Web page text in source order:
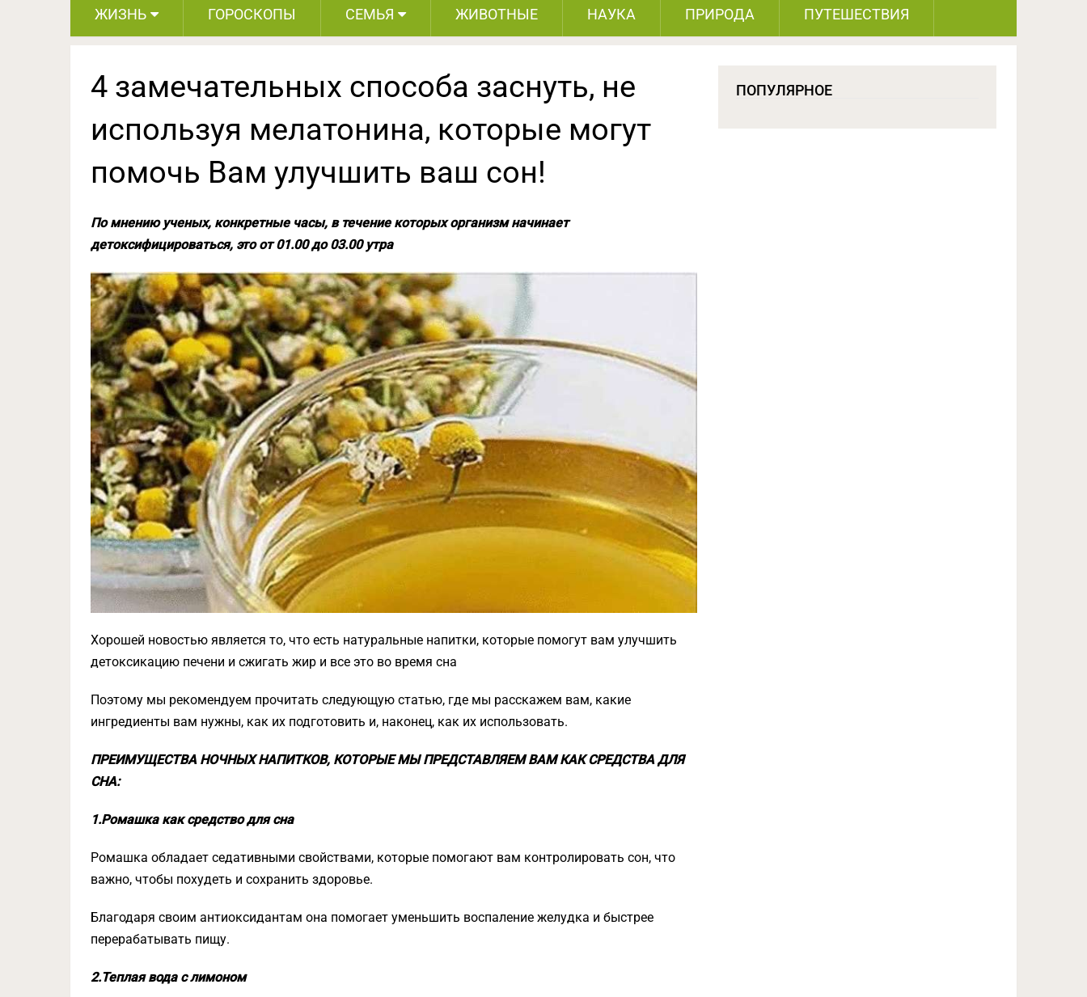
ЖИЗНЬ ГОРОСКОПЫ СЕМЬЯ ЖИВОТНЫЕ НАУКА ПРИРОДА ПУТЕШЕСТВИЯ
4 замечательных способа заснуть, не
используя мелатонина, которые могут
помочь Вам улучшить ваш сон!
По мнению ученых, конкретные часы, в течение которых организм начинает
детоксифицироваться, это от 01.00 до 03.00 утра
Хорошей новостью является то, что есть натуральные напитки, которые помогут вам улучшить
детоксикацию печени и сжигать жир и все это во время сна
Поэтому мы рекомендуем прочитать следующую статью, где мы расскажем вам, какие
ингредиенты вам нужны, как их подготовить и, наконец, как их использовать.
ПРЕИМУЩЕСТВА НОЧНЫХ НАПИТКОВ, КОТОРЫЕ МЫ ПРЕДСТАВЛЯЕМ ВАМ КАК СРЕДСТВА ДЛЯ
СНА:
1.Ромашка как средство для сна
Ромашка обладает седативными свойствами, которые помогают вам контролировать сон, что
важно, чтобы похудеть и сохранить здоровье.
Благодаря своим антиоксидантам она помогает уменьшить воспаление желудка и быстрее
перерабатывать пищу.
2.Теплая вода с лимоном
ПОПУЛЯРНОЕ